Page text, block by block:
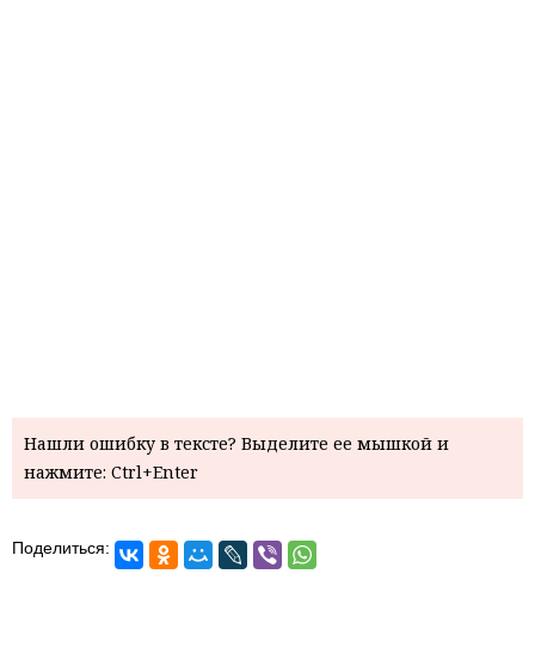
Нашли ошибку в тексте? Выделите ее мышкой и
нажмите: Ctrl+Enter
Поделиться: